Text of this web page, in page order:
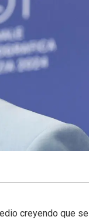
creyendo que se